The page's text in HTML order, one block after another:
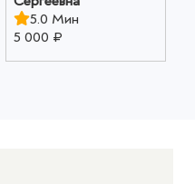
5.0 Мин
5 000 ₽